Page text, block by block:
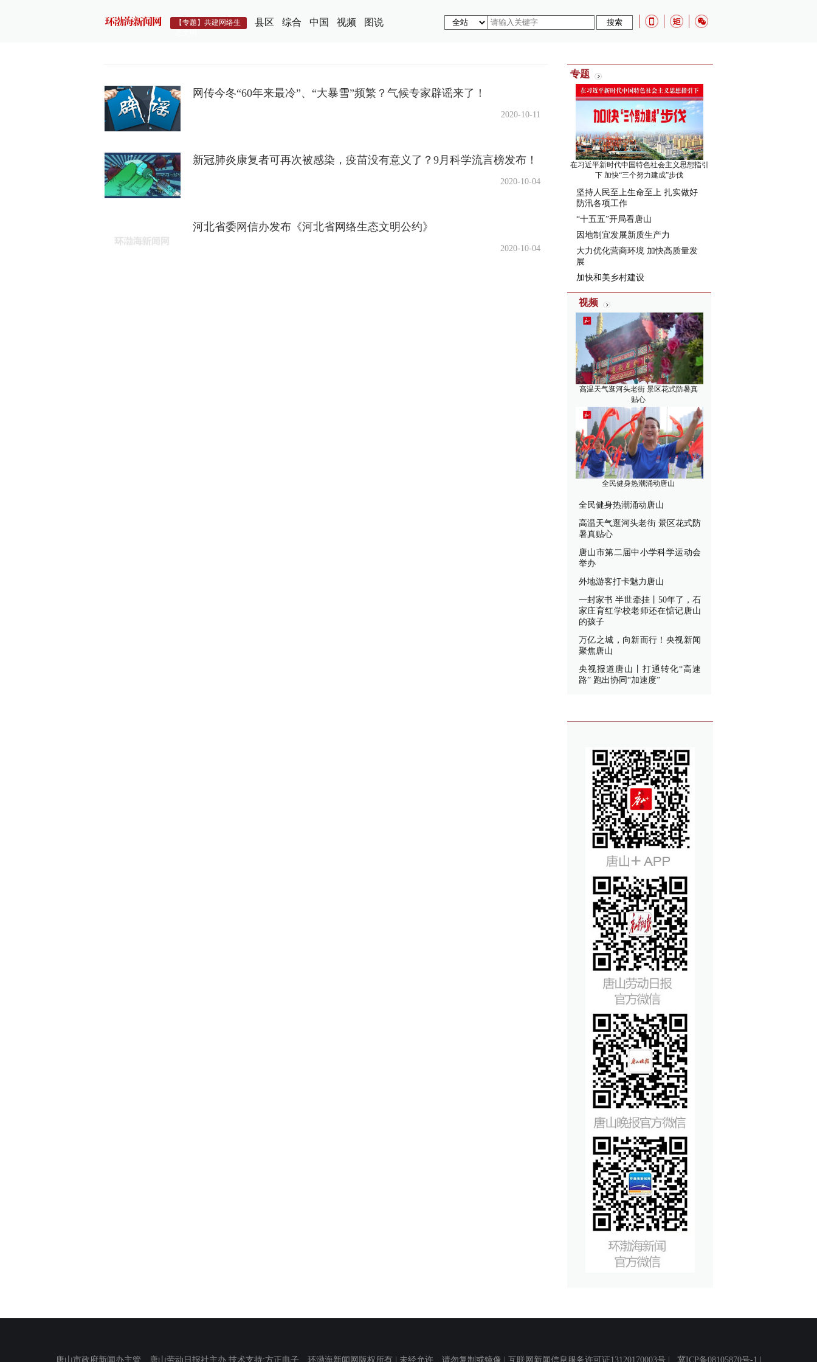
【专题】共建网络生
县区 综合 中国 视频 图说
网传今冬“60年来最冷”、“大暴雪”频繁？气候专家辟谣来了！
2020-10-11
新冠肺炎康复者可再次被感染，疫苗没有意义了？9月科学流言榜发布！
2020-10-04
河北省委网信办发布《河北省网络生态文明公约》
2020-10-04
专题
在习近平新时代中国特色社会主义思想指引
下 加快“三个努力建成”步伐
坚持人民至上生命至上 扎实做好
防汛各项工作
“十五五”开局看唐山
因地制宜发展新质生产力
大力优化营商环境 加快高质量发
展
加快和美乡村建设
视频
高温天气逛河头老街 景区花式防暑真
贴心
全民健身热潮涌动唐山
全民健身热潮涌动唐山
高温天气逛河头老街 景区花式防
暑真贴心
唐山市第二届中小学科学运动会
举办
外地游客打卡魅力唐山
一封家书 半世牵挂丨50年了，石
家庄育红学校老师还在惦记唐山
的孩子
万亿之城，向新而行！央视新闻
聚焦唐山
央视报道唐山丨打通转化“高速
路” 跑出协同“加速度”
唐山市政府新闻办主管 唐山劳动日报社主办 技术支持:方正电子 环渤海新闻网版权所有 | 未经允许 请勿复制或镜像 | 互联网新闻信息服务许可证13120170003号 | 冀ICP备08105870号-1